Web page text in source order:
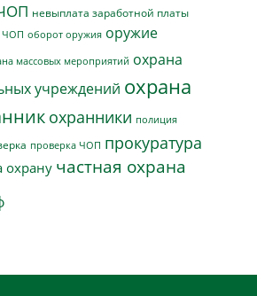
невыплата заработной платы
ЧОП оборот оружия оружие
массовых мероприятий охрана
учреждений охрана
охранники полиция
проверка ЧОП прокуратура
охрану частная охрана